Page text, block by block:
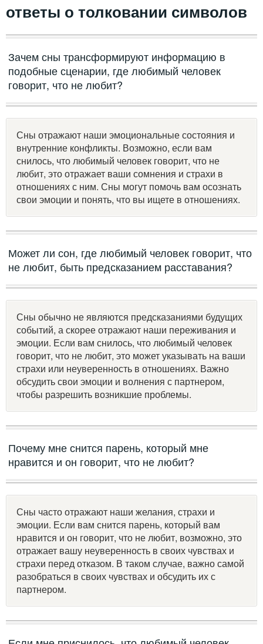
ответы о толковании символов
Зачем сны трансформируют информацию в
подобные сценарии, где любимый человек
говорит, что не любит?
Сны отражают наши эмоциональные состояния и
внутренние конфликты. Возможно, если вам
снилось, что любимый человек говорит, что не
любит, это отражает ваши сомнения и страхи в
отношениях с ним. Сны могут помочь вам осознать
свои эмоции и понять, что вы ищете в отношениях.
Может ли сон, где любимый человек говорит, что
не любит, быть предсказанием расставания?
Сны обычно не являются предсказаниями будущих
событий, а скорее отражают наши переживания и
эмоции. Если вам снилось, что любимый человек
говорит, что не любит, это может указывать на ваши
страхи или неуверенность в отношениях. Важно
обсудить свои эмоции и волнения с партнером,
чтобы разрешить возникшие проблемы.
Почему мне снится парень, который мне
нравится и он говорит, что не любит?
Сны часто отражают наши желания, страхи и
эмоции. Если вам снится парень, который вам
нравится и он говорит, что не любит, возможно, это
отражает вашу неуверенность в своих чувствах и
страхи перед отказом. В таком случае, важно самой
разобраться в своих чувствах и обсудить их с
партнером.